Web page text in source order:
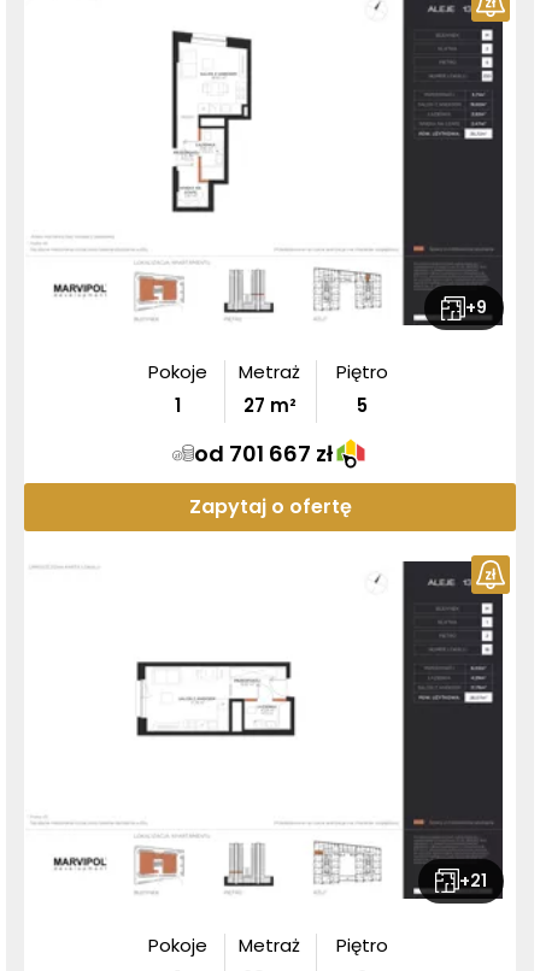
+9
Pokoje
1
Metraż
27 m²
Piętro
5
od 701 667 zł
Zapytaj o ofertę
+21
Pokoje
Metraż
Piętro